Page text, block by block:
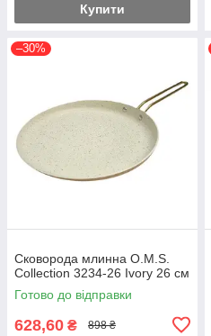
Купити
–30%
Сковорода млинна O.M.S.
Collection 3234-26 Ivory 26 см
Готово до відправки
628,60 ₴ 898 ₴